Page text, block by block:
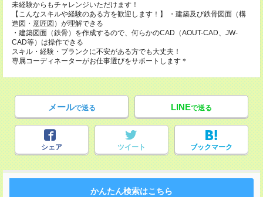
未経験からもチャレンジいただけます！
【こんなスキルや経験のある方を歓迎します！】 ・建築及び鉄骨図面（構
造図・意匠図）が理解できる
・建築図面（鉄骨）を作成するので、何らかのCAD（AOUT-CAD、JW-
CAD等）は操作できる
スキル・経験・ブランクに不安がある方でも大丈夫！
専属コーディネーターがお仕事選びをサポートします＊
メールで送る LINEで送る
シェア ツイート ブックマーク
かんたん検索はこちら